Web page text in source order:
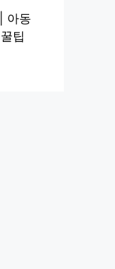
아동
팁